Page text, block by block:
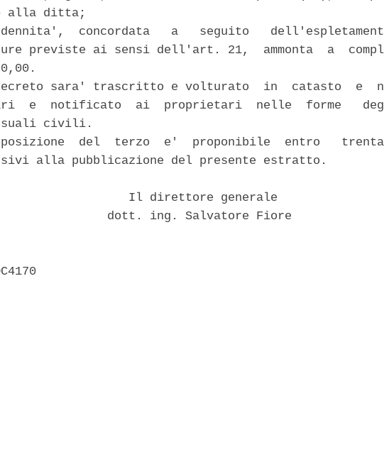
alla ditta;
concordata   a   seguito
previste ai sensi dell'art. 21,  ammonta  a
sara' trascritto e volturato  in  catasto  e
e  notificato  ai  proprietari  nelle  forme
civili.
del  terzo  e'  proponibile  entro
alla pubblicazione del presente estratto.
Il direttore generale
dott. ing. Salvatore Fiore